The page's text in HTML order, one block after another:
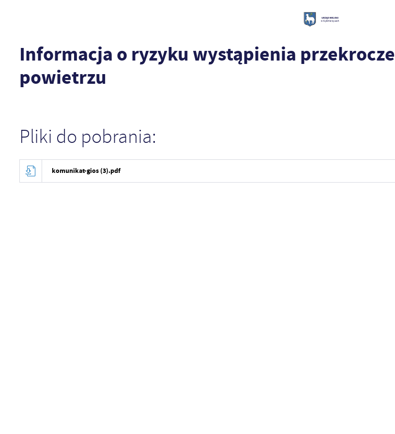
Informacja o ryzyku wystąpienia
powietrzu
Pliki do pobrania:
komunikat-gios (3).pdf